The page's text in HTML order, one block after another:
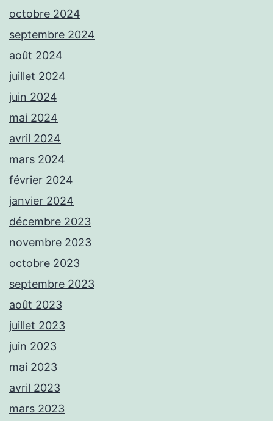
octobre 2024
septembre 2024
août 2024
juillet 2024
juin 2024
mai 2024
avril 2024
mars 2024
février 2024
janvier 2024
décembre 2023
novembre 2023
octobre 2023
septembre 2023
août 2023
juillet 2023
juin 2023
mai 2023
avril 2023
mars 2023